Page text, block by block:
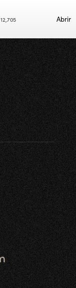
12,705
Abrir